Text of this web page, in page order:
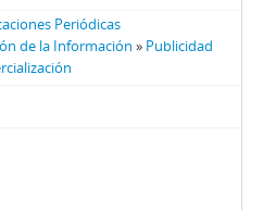
Periódicas
de la Información » Publicidad